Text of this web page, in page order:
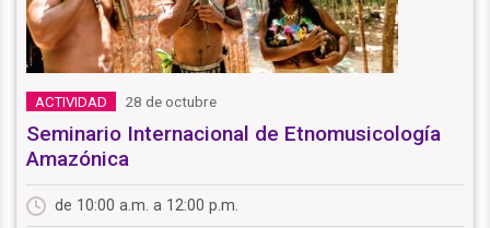
ACTIVIDAD 28 de octubre
Seminario Internacional de Etnomusicología
Amazónica
de 10:00 a.m. a 12:00 p.m.